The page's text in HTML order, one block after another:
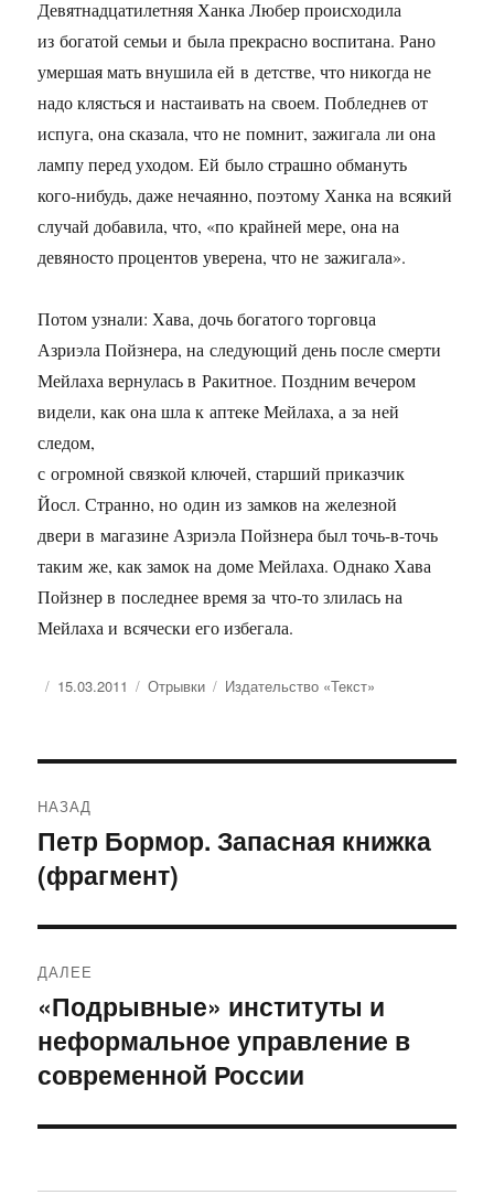
Девятнадцатилетняя Ханка Любер происходила
из богатой семьи и была прекрасно воспитана. Рано
умершая мать внушила ей в детстве, что никогда не
надо клясться и настаивать на своем. Побледнев от
испуга, она сказала, что не помнит, зажигала ли она
лампу перед уходом. Ей было страшно обмануть
кого-нибудь, даже нечаянно, поэтому Ханка на всякий
случай добавила, что, «по крайней мере, она на
девяносто процентов уверена, что не зажигала».
Потом узнали: Хава, дочь богатого торговца
Азриэла Пойзнера, на следующий день после смерти
Мейлаха вернулась в Ракитное. Поздним вечером
видели, как она шла к аптеке Мейлаха, а за ней
следом,
с огромной связкой ключей, старший приказчик
Йосл. Странно, но один из замков на железной
двери в магазине Азриэла Пойзнера был точь-в-точь
таким же, как замок на доме Мейлаха. Однако Хава
Пойзнер в последнее время за что-то злилась на
Мейлаха и всячески его избегала.
Опубликовано
15.03.2011 Рубрики
Отрывки Метки
Издательство «Текст»
по
записям
НАЗАД
Предыдущая
запись:
Петр Бормор. Запасная книжка
(фрагмент)
ДАЛЕЕ
Следующая
запись:
«Подрывные» институты и
неформальное управление в
современной России